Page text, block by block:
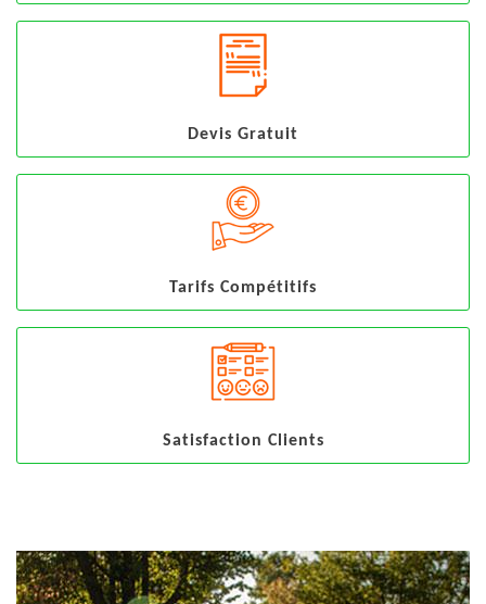
Devis Gratuit
Tarifs Compétitifs
Satisfaction Clients